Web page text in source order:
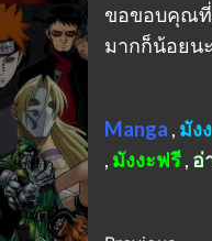
ขอขอบคุณที่
มากก็น้อยน
Manga , มัง
, มังงะฟรี, อ่